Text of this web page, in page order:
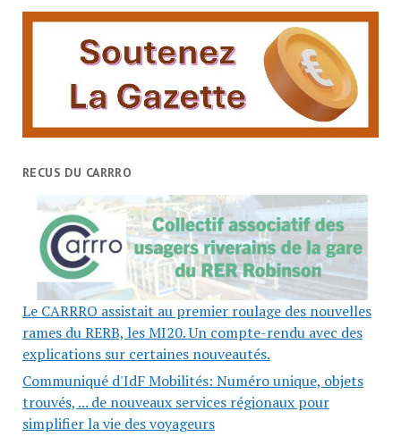
RECUS DU CARRRO
Le CARRRO assistait au premier roulage des nouvelles
rames du RERB, les MI20. Un compte-rendu avec des
explications sur certaines nouveautés.
Communiqué d'IdF Mobilités: Numéro unique, objets
trouvés, ... de nouveaux services régionaux pour
simplifier la vie des voyageurs